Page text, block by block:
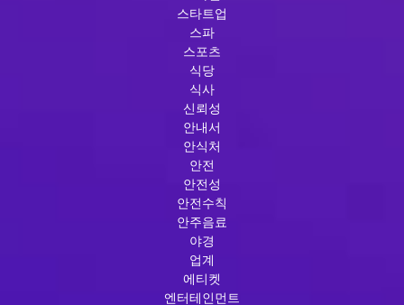
스타트업
스파
스포츠
식당
식사
신뢰성
안내서
안식처
안전
안전성
안전수칙
안주음료
야경
업계
에티켓
엔터테인먼트